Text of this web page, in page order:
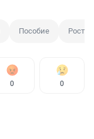
Пособие Рост
0 0